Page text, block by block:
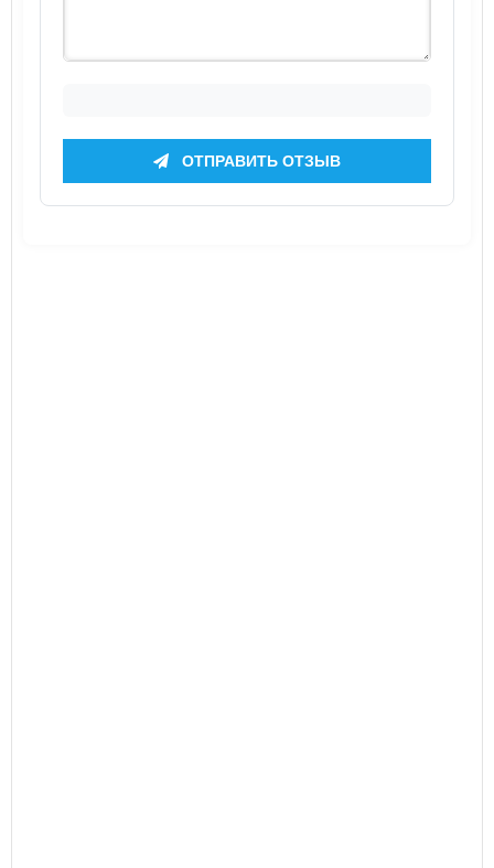
ОТПРАВИТЬ ОТЗЫВ